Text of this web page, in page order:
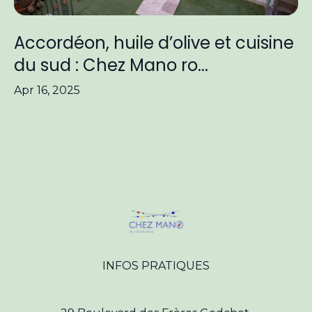
Accordéon, huile d’olive et cuisine
du sud : Chez Mano ro...
Apr 16, 2025
INFOS PRATIQUES